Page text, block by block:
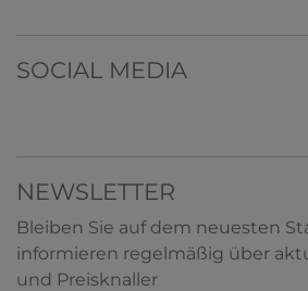
SOCIAL MEDIA
NEWSLETTER
Bleiben Sie auf dem neuesten
informieren regelmäßig über
und Preisknaller